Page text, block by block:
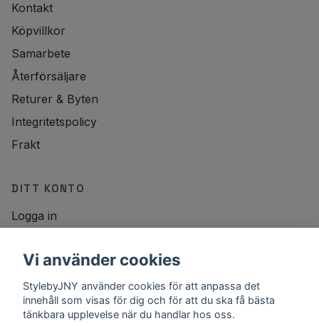
Kontakt
Köpvillkor
Samarbete
Återförsäljare
Returer & Byten
Integritetspolicy
Frakt
DITT KONTO
Logga in
NYHETSBREV
E-postadress
Registrera
Vi använder cookies
StylebyJNY använder cookies för att anpassa det
innehåll som visas för dig och för att du ska få bästa
tänkbara upplevelse när du handlar hos oss.